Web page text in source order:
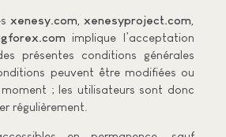
xenesy.com xenesyproject.com
implique l’acceptation
présentes conditions générales
peuvent être modifiées ou
; les utilisateurs sont donc
régulièrement.